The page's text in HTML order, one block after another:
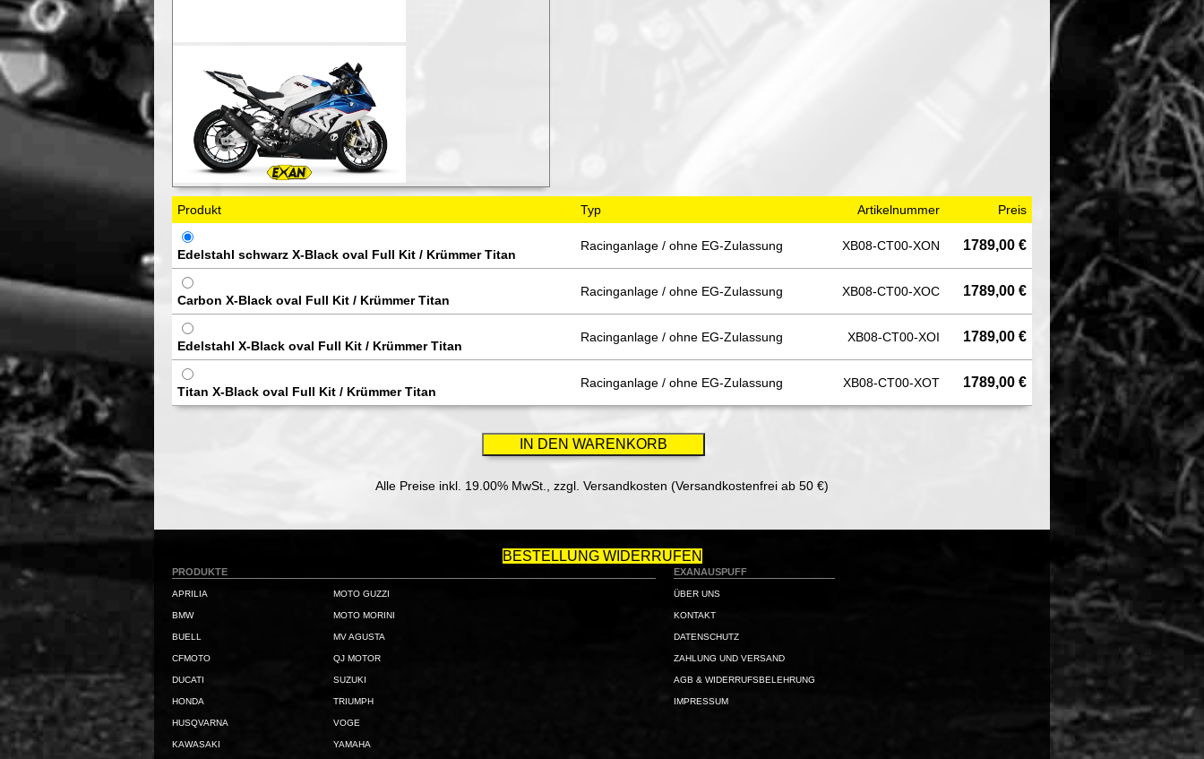
Produkt Typ Artikelnummer Preis
Edelstahl schwarz X-Black oval Full Kit / Krümmer Titan
Racinganlage / ohne EG-Zulassung XB08-CT00-XON 1789,00 €
Carbon X-Black oval Full Kit / Krümmer Titan
Racinganlage / ohne EG-Zulassung XB08-CT00-XOC 1789,00 €
Edelstahl X-Black oval Full Kit / Krümmer Titan
Racinganlage / ohne EG-Zulassung XB08-CT00-XOI 1789,00 €
Titan X-Black oval Full Kit / Krümmer Titan
Racinganlage / ohne EG-Zulassung XB08-CT00-XOT 1789,00 €
Alle Preise inkl. 19.00% MwSt., zzgl. Versandkosten (Versandkostenfrei ab 50 €)
BESTELLUNG WIDERRUFEN
PRODUKTE
APRILIA
BMW
BUELL
CFMOTO
DUCATI
HONDA
HUSQVARNA
KAWASAKI
MOTO GUZZI
MOTO MORINI
MV AGUSTA
QJ MOTOR
SUZUKI
TRIUMPH
VOGE
YAMAHA
EXANAUSPUFF
ÜBER UNS
KONTAKT
DATENSCHUTZ
ZAHLUNG UND VERSAND
AGB & WIDERRUFSBELEHRUNG
IMPRESSUM